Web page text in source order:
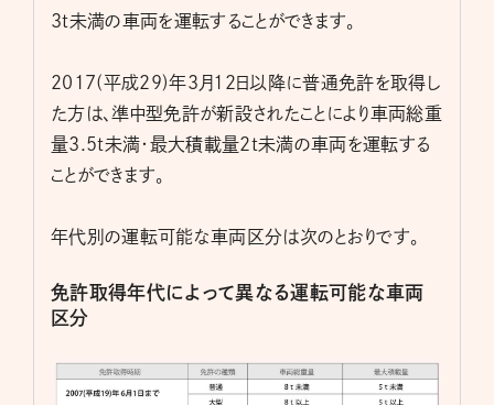
3t未満の車両を運転することができます。
2017(平成29)年3月12日以降に普通免許を取得し
た方は、準中型免許が新設されたことにより車両総重
量3.5t未満・最大積載量2t未満の車両を運転する
ことができます。
年代別の運転可能な車両区分は次のとおりです。
免許取得年代によって異なる運転可能な車両
区分